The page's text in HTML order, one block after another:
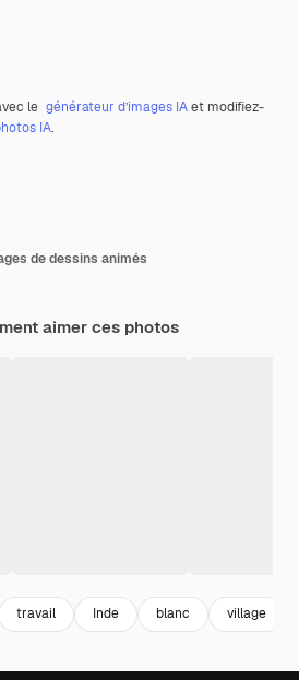
le générateur d’images IAet modifiez-
IA.
de dessins animés
aimer ces photos
travail Inde blanc village